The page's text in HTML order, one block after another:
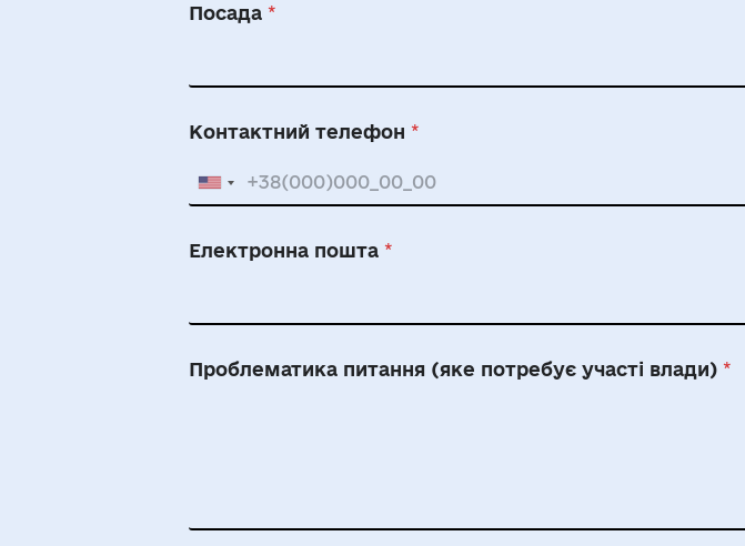
Посада *
Контактний телефон *
Електронна пошта *
Проблематика питання (яке потребує участі влади) *